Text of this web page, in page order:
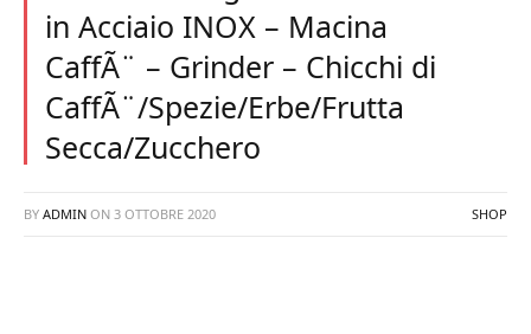
in Acciaio INOX – Macina
CaffÃ¨ – Grinder – Chicchi di
CaffÃ¨/Spezie/Erbe/Frutta
Secca/Zucchero
BY ADMIN ON 3 OTTOBRE 2020 SHOP